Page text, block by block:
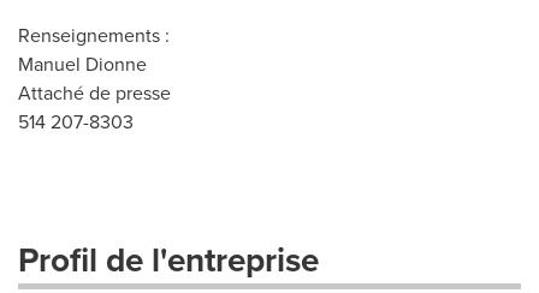
Renseignements :
Manuel Dionne
Attaché de presse
514 207-8303
Profil de l'entreprise